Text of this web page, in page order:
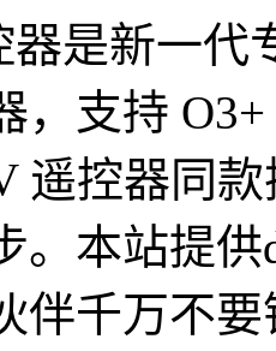
器是新一代
，支持
遥控器同
。本站提
伴千万不